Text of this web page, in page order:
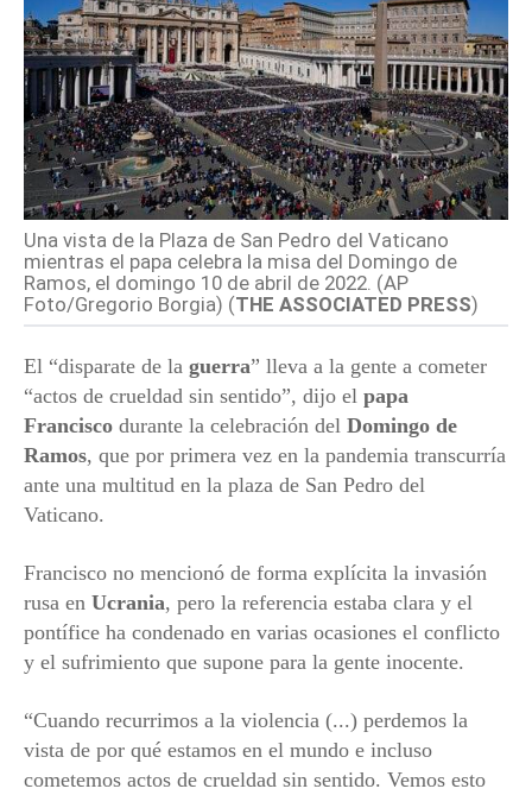
Una vista de la Plaza de San Pedro del Vaticano
mientras el papa celebra la misa del Domingo de
Ramos, el domingo 10 de abril de 2022. (AP
Foto/Gregorio Borgia) (THE ASSOCIATED PRESS)
El “disparate de la guerra” lleva a la gente a cometer
“actos de crueldad sin sentido”, dijo el papa
Francisco durante la celebración del Domingo de
Ramos, que por primera vez en la pandemia transcurría
ante una multitud en la plaza de San Pedro del
Vaticano.
Francisco no mencionó de forma explícita la invasión
rusa en Ucrania, pero la referencia estaba clara y el
pontífice ha condenado en varias ocasiones el conflicto
y el sufrimiento que supone para la gente inocente.
“Cuando recurrimos a la violencia (...) perdemos la
vista de por qué estamos en el mundo e incluso
cometemos actos de crueldad sin sentido. Vemos esto